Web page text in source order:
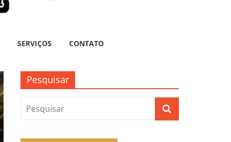
SERVIÇOS CONTATO
Pesquisar